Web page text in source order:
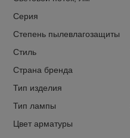
Серия
Степень пылевлагозащиты
Стиль
Страна бренда
Тип изделия
Тип лампы
Цвет арматуры